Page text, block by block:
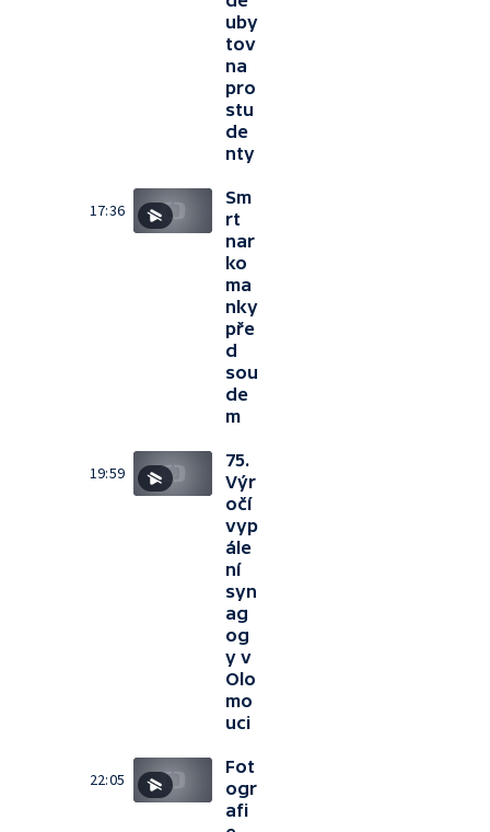
uby
tov
na
pro
stu
de
nty
17:36
Sm
rt
nar
ko
ma
nky
pře
d
sou
de
m
19:59
75.
Výr
očí
vyp
ále
ní
syn
ag
og
y v
Olo
mo
uci
22:05
Fot
ogr
afi